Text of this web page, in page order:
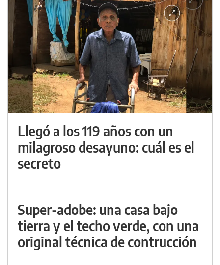
Llegó a los 119 años con un
milagroso desayuno: cuál es el
secreto
Super-adobe: una casa bajo
tierra y el techo verde, con una
original técnica de contrucción